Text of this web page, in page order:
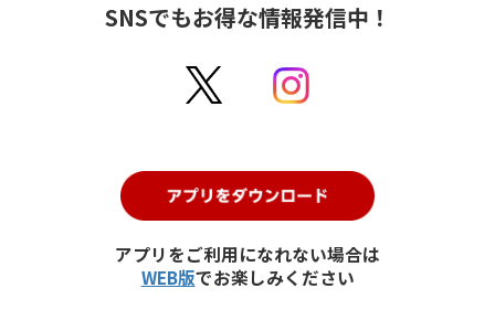
SNSでもお得な情報発信中！
アプリをご利用になれない場合は
WEB版でお楽しみください